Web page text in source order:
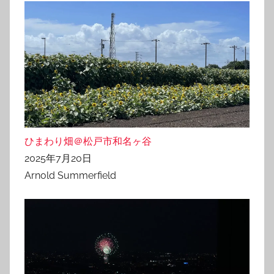
ひまわり畑＠松戸市和名ヶ谷
2025年7月20日
Arnold Summerfield